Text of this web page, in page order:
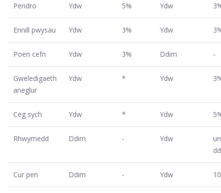
Pendro Ydw 5% Ydw
Ennill pwysau Ydw 3% Ydw
Poen cefn Ydw 3% Ddim -
Gweledigaeth
aneglur
Ydw * Ydw
Ceg sych Ydw * Ydw
Rhwymedd Ddim - Ydw
Cur pen Ddim - Ydw